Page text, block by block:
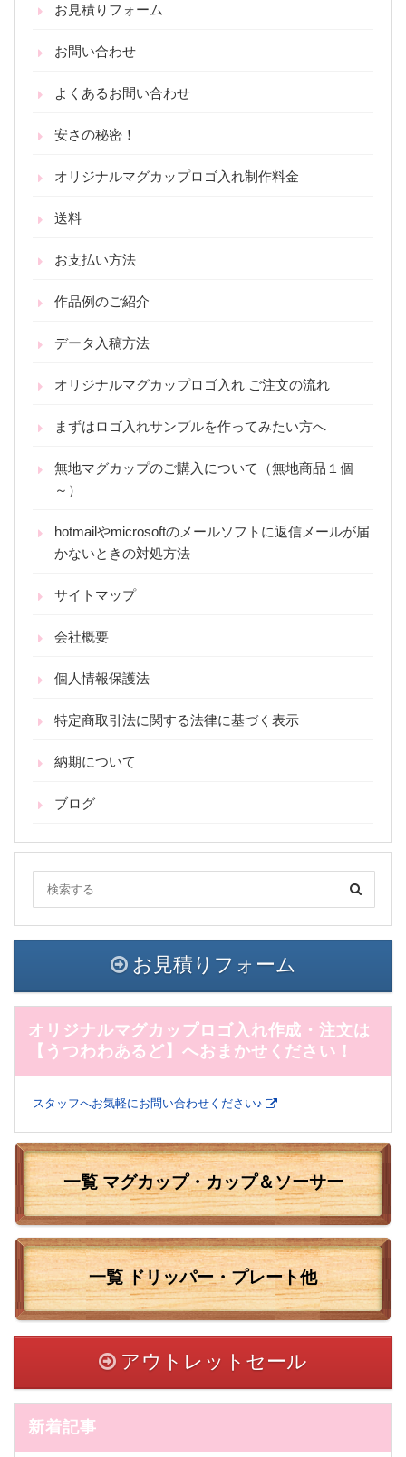
お見積りフォーム
お問い合わせ
よくあるお問い合わせ
安さの秘密！
オリジナルマグカップロゴ入れ制作料金
送料
お支払い方法
作品例のご紹介
データ入稿方法
オリジナルマグカップロゴ入れ ご注文の流れ
まずはロゴ入れサンプルを作ってみたい方へ
無地マグカップのご購入について（無地商品１個
～）
hotmailやmicrosoftのメールソフトに返信メールが届
かないときの対処方法
サイトマップ
会社概要
個人情報保護法
特定商取引法に関する法律に基づく表示
納期について
ブログ
お見積りフォーム
オリジナルマグカップロゴ入れ作成・注文は
【うつわわあるど】へおまかせください！
スタッフへお気軽にお問い合わせください♪
一覧 マグカップ・カップ＆ソーサー
一覧ドリッパー・プレート他
アウトレットセール
新着記事